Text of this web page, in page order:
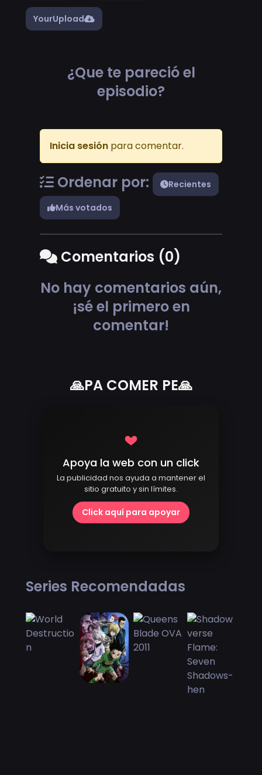
YourUpload
¿Que te pareció el
episodio?
Inicia sesión para comentar.
Ordenar por:
Recientes
Más votados
Comentarios (0)
No hay comentarios aún,
¡sé el primero en
comentar!
🙏PA COMER PE🙏
Apoya la web con un click
La publicidad nos ayuda a mantener el
sitio gratuito y sin límites.
Click aquí para apoyar
Series Recomendadas